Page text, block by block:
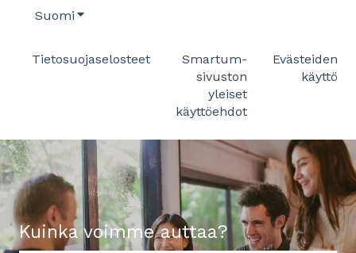
Suomi Näytä käännöksien alavalikko
Tietosuojaselosteet
Smartum-
sivuston
yleiset
käyttöehdot
Evästeiden
käyttö
Kuinka voimme auttaa?